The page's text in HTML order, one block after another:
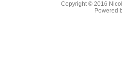
Copyright © 2016
Powered